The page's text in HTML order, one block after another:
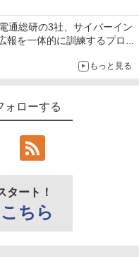
通総研の3社、サイバーイン
を一体的に訓練するプログ
もっと見る
ォローする
タート！
ちら